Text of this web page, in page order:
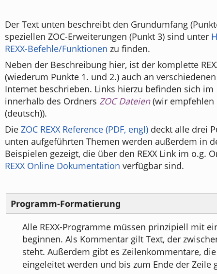
Der Text unten beschreibt den Grundumfang
speziellen ZOC-Erweiterungen (Punkt 3) sind unter
REXX-Befehle/Funktionen zu finden.
Neben der Beschreibung hier, ist der komplette
(wiederum Punkte 1. und 2.) auch an
Internet beschrieben. Links hierzu befinden sich im
innerhalb des Ordners ZOC Dateien(wir empfehlen
(deutsch)).
Die ZOC REXX Reference (PDF, engl) deckt alle drei
unten aufgeführten Themen werden außerdem in
Beispielen gezeigt, die über den REXX Link im o.g.
REXX Online Dokumentation verfügbar sind.
Programm-Formatierung
Alle REXX-Programme müssen prinzipiell mit
beginnen. Als Kommentar gilt Text, der
steht. Außerdem gibt es Zeilenkommentare,
eingeleitet werden und bis zum Ende der Zeile